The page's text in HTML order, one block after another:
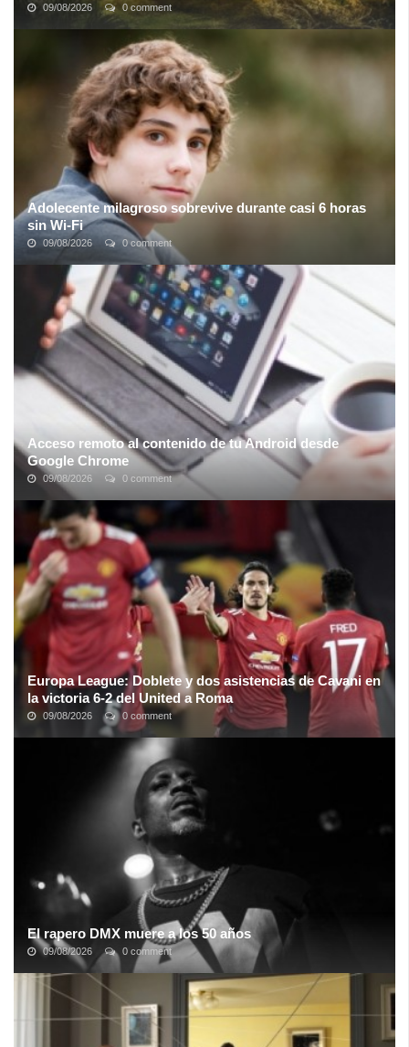
09/08/2026 0 comment
Una casa en el árbol es una construcción pensada para estar en
contacto con la naturaleza; nos recuerda tiempos remotos en que
el hombre cazaba, ...
Adolecente milagroso sobrevive durante casi 6 horas
sin Wi-Fi
09/08/2026 0 comment
En lo que ha sido aclamado como "un milagro moderno", un
adolescente de la zona de Parque Rodó supuestamente sobrevivió
en su casa sin conexión a ...
Acceso remoto al contenido de tu Android desde
Google Chrome
09/08/2026 0 comment
En un mundo ideal, todos los dispositivos se comunicarían entre
sí sin cables y sin problemas, al instante. Pero, por desgracia, no
siempre es tan ...
Europa League: Doblete y dos asistencias de Cavani en
la victoria 6-2 del United a Roma
09/08/2026 0 comment
El Manchester United pasó por arriba al conjunto italiano en la
semifinal de ida. Edinson Cavani alcanzó los 12 gritos en la
temporada. Manchester ...
El rapero DMX muere a los 50 años
09/08/2026 0 comment
El rapero de X Gon Give It Tosufrió un ataque al corazón como
resultado de una sobredosis de drogas en su casa el viernes 2 de
abril y desde ...